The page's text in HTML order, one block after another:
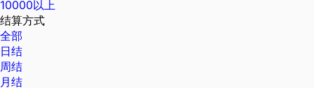
10000以上
结算方式
全部
日结
周结
月结